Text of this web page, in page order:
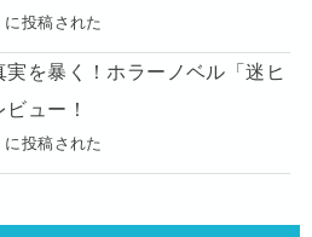
投稿された
実を暴く！ホラーノベル「迷ヒ
ュー！
投稿された